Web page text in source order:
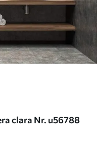
clara Nr. u56788